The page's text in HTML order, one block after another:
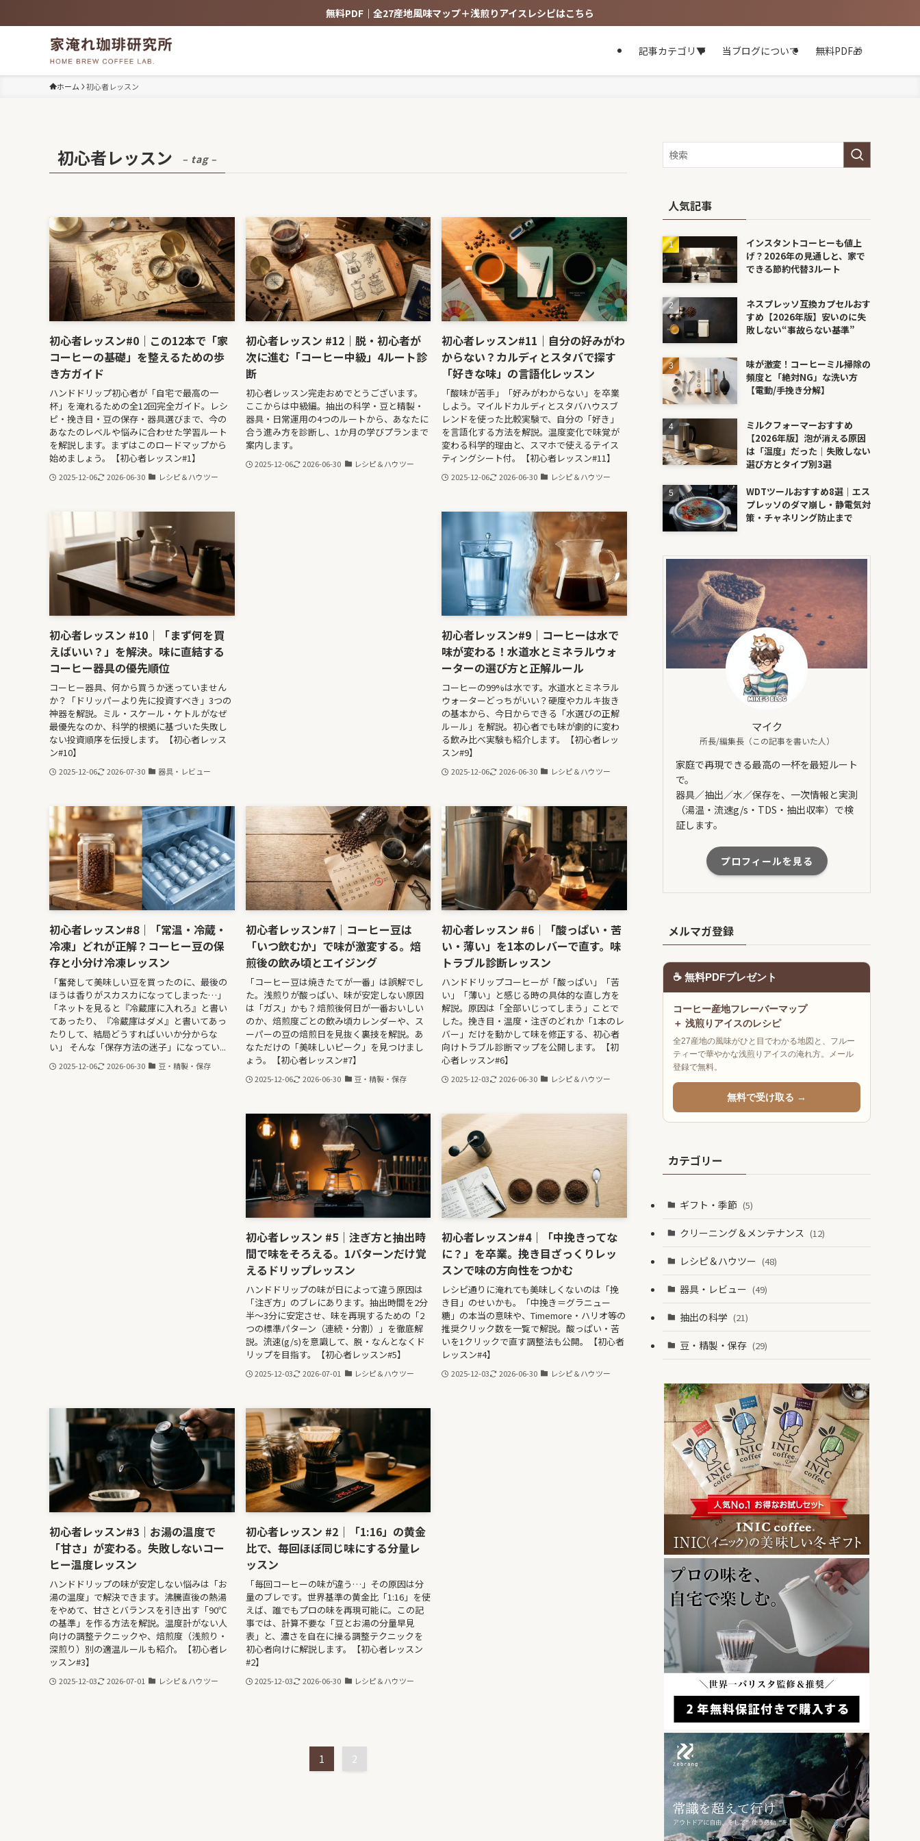
無料PDF｜全27産地風味マップ＋浅煎りアイスレシピはこちら
記事カテゴリ▼ 当ブログについて 無料PDF🎁
ホーム 初心者レッスン
初心者レッスン – tag –
初心者レッスン#0｜この12本で「家
コーヒーの基礎」を整えるための歩
き方ガイド
ハンドドリップ初心者が「自宅で最高の一
杯」を淹れるための全12回完全ガイド。レシ
ピ・挽き目・豆の保存・器具選びまで、今の
あなたのレベルや悩みに合わせた学習ルート
を解説します。まずはこのロードマップから
始めましょう。【初心者レッスン#1】
2025-12-06 2026-06-30 レシピ＆ハウツー
初心者レッスン #12｜脱・初心者が
次に進む「コーヒー中級」4ルート診
断
初心者レッスン完走おめでとうございます。
ここからは中級編。抽出の科学・豆と精製・
器具・日常運用の4つのルートから、あなたに
合う進み方を診断し、1か月の学びプランまで
案内します。
2025-12-06 2026-06-30 レシピ＆ハウツー
初心者レッスン#11｜自分の好みがわ
からない？カルディとスタバで探す
「好きな味」の言語化レッスン
「酸味が苦手」「好みがわからない」を卒業
しよう。マイルドカルディとスタバハウスブ
レンドを使った比較実験で、自分の「好き」
を言語化する方法を解説。温度変化で味覚が
変わる科学的理由と、スマホで使えるテイス
ティングシート付。【初心者レッスン#11】
2025-12-06 2026-06-30 レシピ＆ハウツー
初心者レッスン #10｜「まず何を買
えばいい？」を解決。味に直結する
コーヒー器具の優先順位
コーヒー器具、何から買うか迷っていません
か？「ドリッパーより先に投資すべき」3つの
神器を解説。ミル・スケール・ケトルがなぜ
最優先なのか、科学的根拠に基づいた失敗し
ない投資順序を伝授します。【初心者レッス
ン#10】
2025-12-06 2026-07-30 器具・レビュー
初心者レッスン#9｜コーヒーは水で
味が変わる！水道水とミネラルウォ
ーターの選び方と正解ルール
コーヒーの99%は水です。水道水とミネラル
ウォーターどっちがいい？硬度やカルキ抜き
の基本から、今日からできる「水選びの正解
ルール」を解説。初心者でも味が劇的に変わ
る飲み比べ実験も紹介します。【初心者レッ
スン#9】
2025-12-06 2026-06-30 レシピ＆ハウツー
初心者レッスン#8｜「常温・冷蔵・
冷凍」どれが正解？コーヒー豆の保
存と小分け冷凍レッスン
「奮発して美味しい豆を買ったのに、最後の
ほうは香りがスカスカになってしまった…」
「ネットを見ると『冷蔵庫に入れろ』と書い
てあったり、『冷蔵庫はダメ』と書いてあっ
たりして、結局どうすればいいか分からな
い」 そんな「保存方法の迷子」になってい...
2025-12-06 2026-06-30 豆・精製・保存
初心者レッスン#7｜コーヒー豆は
「いつ飲むか」で味が激変する。焙
煎後の飲み頃とエイジング
「コーヒー豆は焼きたてが一番」は誤解でし
た。浅煎りが酸っぱい、味が安定しない原因
は「ガス」かも？焙煎後何日が一番おいしい
のか、焙煎度ごとの飲み頃カレンダーや、ス
ーパーの豆の焙煎日を見抜く裏技を解説。あ
なただけの「美味しいピーク」を見つけまし
ょう。【初心者レッスン#7】
2025-12-06 2026-06-30 豆・精製・保存
初心者レッスン #6｜「酸っぱい・苦
い・薄い」を1本のレバーで直す。味
トラブル診断レッスン
ハンドドリップコーヒーが「酸っぱい」「苦
い」「薄い」と感じる時の具体的な直し方を
解説。原因は「全部いじってしまう」ことで
した。挽き目・温度・注ぎのどれか「1本のレ
バー」だけを動かして味を修正する、初心者
向けトラブル診断マップを公開します。【初
心者レッスン#6】
2025-12-03 2026-06-30 レシピ＆ハウツー
初心者レッスン #5｜注ぎ方と抽出時
間で味をそろえる。1パターンだけ覚
えるドリップレッスン
ハンドドリップの味が日によって違う原因は
「注ぎ方」のブレにあります。抽出時間を2分
半〜3分に安定させ、味を再現するための「2
つの標準パターン（連続・分割）」を徹底解
説。流速(g/s)を意識して、脱・なんとなくド
リップを目指す。【初心者レッスン#5】
2025-12-03 2026-07-01 レシピ＆ハウツー
初心者レッスン#4｜「中挽きってな
に？」を卒業。挽き目ざっくりレッ
スンで味の方向性をつかむ
レシピ通りに淹れても美味しくないのは「挽
き目」のせいかも。「中挽き＝グラニュー
糖」の本当の意味や、Timemore・ハリオ等の
推奨クリック数を一覧で解説。酸っぱい・苦
いを1クリックで直す調整法も公開。【初心者
レッスン#4】
2025-12-03 2026-06-30 レシピ＆ハウツー
初心者レッスン#3｜お湯の温度で
「甘さ」が変わる。失敗しないコー
ヒー温度レッスン
ハンドドリップの味が安定しない悩みは「お
湯の温度」で解決できます。沸騰直後の熱湯
をやめて、甘さとバランスを引き出す「90℃
の基準」を作る方法を解説。温度計がない人
向けの調整テクニックや、焙煎度（浅煎り・
深煎り）別の適温ルールも紹介。【初心者レ
ッスン#3】
2025-12-03 2026-07-01 レシピ＆ハウツー
初心者レッスン #2｜「1:16」の黄金
比で、毎回ほぼ同じ味にする分量レ
ッスン
「毎回コーヒーの味が違う…」その原因は分
量のブレです。世界基準の黄金比「1:16」を使
えば、誰でもプロの味を再現可能に。この記
事では、計算不要な「豆とお湯の分量早見
表」と、濃さを自在に操る調整テクニックを
初心者向けに解説します。【初心者レッスン
#2】
2025-12-03 2026-06-30 レシピ＆ハウツー
1 2
人気記事
インスタントコーヒーも値上
げ？2026年の見通しと、家で
できる節約代替3ルート
ネスプレッソ互換カプセルおす
すめ【2026年版】安いのに失
敗しない“事故らない基準”
味が激変！コーヒーミル掃除の
頻度と「絶対NG」な洗い方
【電動/手挽き分解】
ミルクフォーマーおすすめ
【2026年版】泡が消える原因
は「温度」だった｜失敗しない
選び方とタイプ別3選
WDTツールおすすめ8選｜エス
プレッソのダマ崩し・静電気対
策・チャネリング防止まで
マイク
所長/編集長（この記事を書いた人）
家庭で再現できる最高の一杯を最短ルート
で。
器具／抽出／水／保存を、一次情報と実測
（湯温・流速g/s・TDS・抽出収率）で検
証します。
プロフィールを見る
メルマガ登録
☕ 無料PDFプレゼント
コーヒー産地フレーバーマップ
＋ 浅煎りアイスのレシピ
全27産地の風味がひと目でわかる地図と、フルー
ティーで華やかな浅煎りアイスの淹れ方。メール
登録で無料。
無料で受け取る →
カテゴリー
ギフト・季節 (5)
クリーニング＆メンテナンス (12)
レシピ＆ハウツー (48)
器具・レビュー (49)
抽出の科学 (21)
豆・精製・保存 (29)